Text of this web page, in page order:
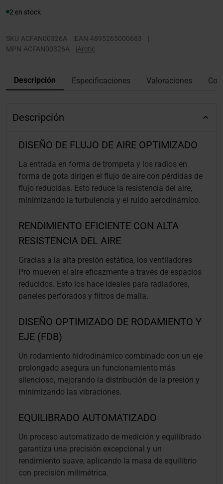
2 en stock
SKU ACFAN00326A |EAN 4895265000683
|
MPN ACFAN00326A |Arctic
Descripción Especificaciones Valoraciones
Descripción
DISEÑO DE FLUJO DE AIRE OPTIMIZADO
La entrada en forma de trompeta y los radios en
forma de gota dirigen el flujo de aire con pérdidas de
flujo reducidas. Esto reduce la resistencia del aire,
minimizando la turbulencia y el ruido aerodinámico.
RENDIMIENTO EFICIENTE CON ALTA
RESISTENCIA DEL AIRE
Gracias a la alta presión estática, los ventiladores
Pro mueven el aire eficazmente a través de espacios
reducidos. Esto los hace ideales para radiadores,
paneles perforados y filtros de malla.
DISEÑO OPTIMIZADO DE RODAMIENTO Y
EJE (FDB)
Un rodamiento hidrodinámico combinado con un eje
prolongado asegura un funcionamiento más
silencioso, mejorando la distribución de la presión y
minimizando las vibraciones.
EQUILIBRADO AUTOMATIZADO
Un proceso automatizado de medición y equilibrado
garantiza una precisión excepcional y un
rendimiento suave, aplicando la masa de equilibrio
con precisión milimétrica.